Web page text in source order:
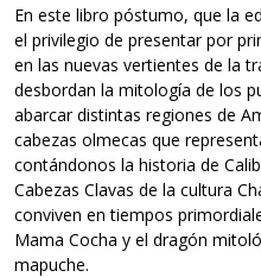
En este libro póstumo, que la
el privilegio de presentar por
en las nuevas vertientes de la
desbordan la mitología de los
abarcar distintas regiones de
cabezas olmecas que
contándonos la historia de
Cabezas Clavas de la cultura
conviven en tiempos
Mama Cocha y el dragón
mapuche.